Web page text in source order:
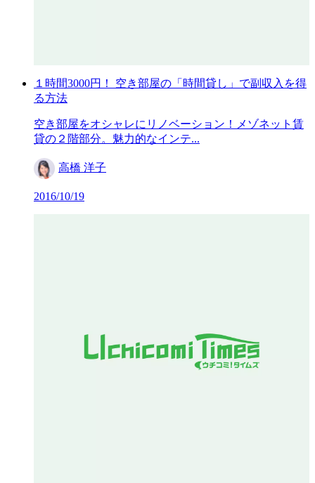
１時間3000円！ 空き部屋の「時間貸し」で副収入を得
る方法
空き部屋をオシャレにリノベーション！メゾネット賃
貸の２階部分。魅力的なインテ...
高橋 洋子
2016/10/19